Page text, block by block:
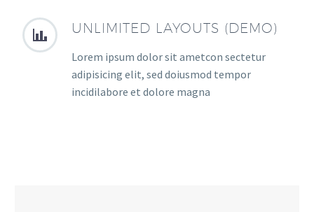

 UNLIMITED LAYOUTS (DEMO)
Lorem ipsum dolor sit ametcon sectetur
adipisicing elit, sed doiusmod tempor
incidilabore et dolore magna